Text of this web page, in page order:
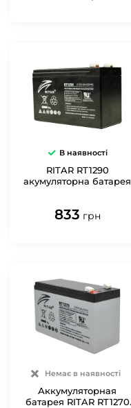
В наявності
RITAR RT1290
акумуляторна батарея
833 грн
Немає в наявності
Аккумуляторная
батарея RITAR RT1270